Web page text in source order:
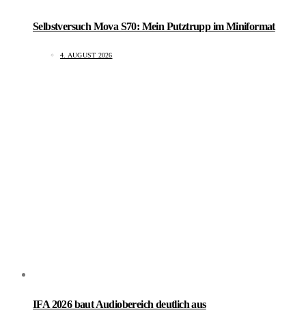
Selbstversuch Mova S70: Mein Putztrupp im Miniformat
4. AUGUST 2026
IFA 2026 baut Audiobereich deutlich aus